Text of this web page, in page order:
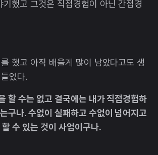
했고 그것은 직접경험이 아닌 간접경
했고 아직 배울게 많이 남았다고도 생
었다.
할 수는 없고 결국에는 내가 직접경험하
구나. 수없이 실패하고 수없이 넘어지고
수 있는 것이 사업이구나.